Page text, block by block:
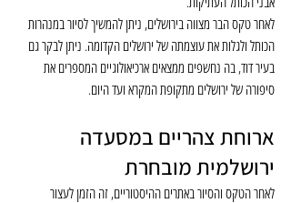
לאחר טקס הבר מצווה בירושלים, ניתן להמשיך לסיור במנהרות
הכותל ולגלות את עוצמתה של ירושלים הקדומה. ניתן לבקר גם
בעיר דוד, בה נחשפים ממצאים ארכיאולוגיים המספרים את
סיפורה של ירושלים מתקופת המקרא ועד היום.
ארוחת צהריים במסעדה
ירושלמית מובחרת
לאחר הטקס והסיור באתרים ההיסטוריים, זה הזמן לעצור